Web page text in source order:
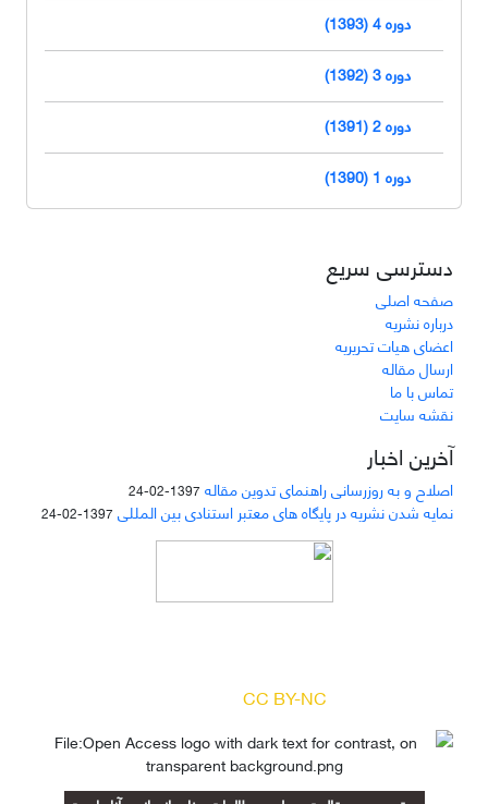
دوره 4 (1393)
دوره 3 (1392)
دوره 2 (1391)
دوره 1 (1390)
دسترسی سریع
صفحه اصلی
درباره نشریه
اعضای هیات تحریریه
ارسال مقاله
تماس با ما
نقشه سایت
آخرین اخبار
اصلاح و به روزرسانی راهنمای تدوین مقاله 1397-02-24
نمایه شدن نشریه در پایگاه های معتبر استنادی بین المللی 1397-02-24
CC BY-NC